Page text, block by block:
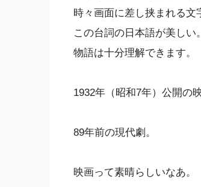
時々画面に差し挟まれる文
この台詞の日本語が美しい。
物語は十分理解できます。
1932年（昭和7年）公開の映
89年前の現代劇。
映画って素晴らしいなあ。